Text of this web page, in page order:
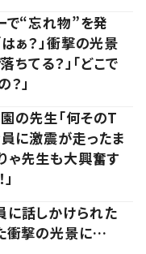
で“忘れ物”を発
ぁ？」衝撃の光景
ちてる？」「どこで
」
の先生「何そのT
に激震が走ったま
ゃ先生も大興奮す
話しかけられた
衝撃の光景に…